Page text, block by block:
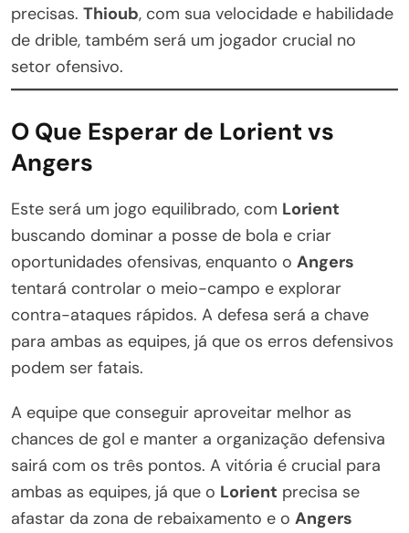
precisas. Thioub, com sua velocidade e habilidade
de drible, também será um jogador crucial no
setor ofensivo.
O Que Esperar de Lorient vs
Angers
Este será um jogo equilibrado, com Lorient
buscando dominar a posse de bola e criar
oportunidades ofensivas, enquanto o Angers
tentará controlar o meio-campo e explorar
contra-ataques rápidos. A defesa será a chave
para ambas as equipes, já que os erros defensivos
podem ser fatais.
A equipe que conseguir aproveitar melhor as
chances de gol e manter a organização defensiva
sairá com os três pontos. A vitória é crucial para
ambas as equipes, já que o Lorient precisa se
afastar da zona de rebaixamento e o Angers